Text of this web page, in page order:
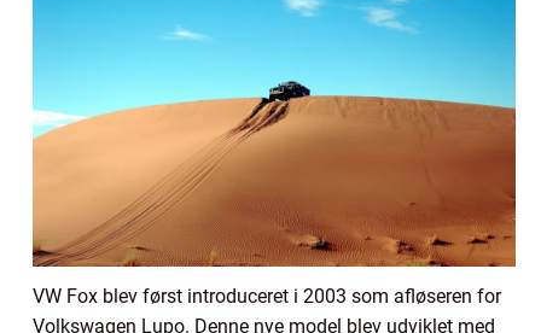
VW Fox blev først introduceret i 2003 som afløseren for
Volkswagen Lupo. Denne nye model blev udviklet med